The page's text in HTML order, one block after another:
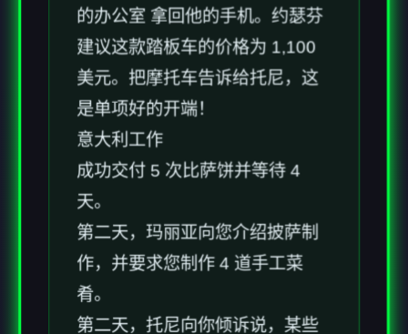
的办公室 拿回他的手机。约瑟芬
建议这款踏板车的价格为 1,100
美元。把摩托车告诉给托尼，这
是单项好的开端！
意大利工作
成功交付 5 次比萨饼并等待 4
天。
第二天，玛丽亚向您介绍披萨制
作，并要求您制作 4 道手工菜
肴。
第二天，托尼向你倾诉说，某些